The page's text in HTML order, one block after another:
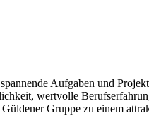
Aufgaben und
wertvolle
Gruppe zu einem